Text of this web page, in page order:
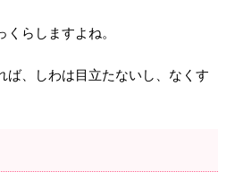
らしますよね。
ば、しわは目立たないし、なくす